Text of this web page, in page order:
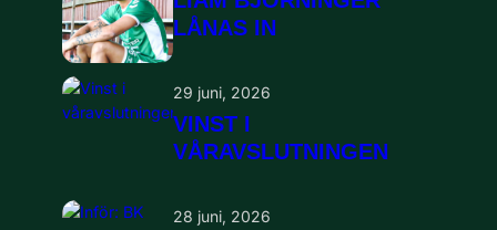
LÅNAS IN
29 juni, 2026
VINST I
VÅRAVSLUTNINGEN
28 juni, 2026